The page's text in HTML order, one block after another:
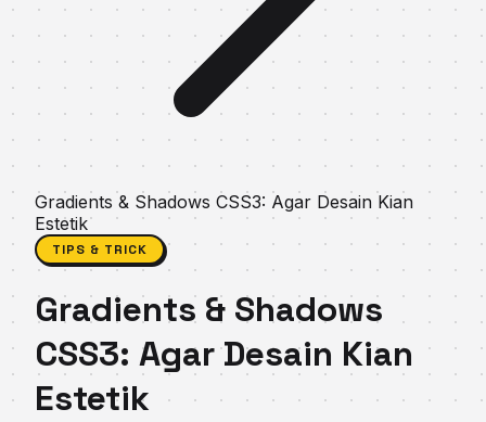
Gradients & Shadows CSS3: Agar Desain Kian
Estetik
TIPS & TRICK
Gradients & Shadows
CSS3: Agar Desain Kian
Estetik